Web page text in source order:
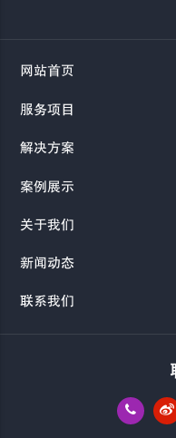
网站首页
服务项目
解决方案
案例展示
关于我们
新闻动态
联系我们